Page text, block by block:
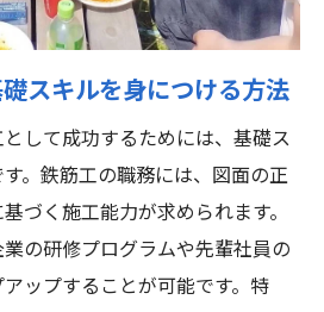
して成功するための具体的な
めの地元の専門学校紹介
制度の活用法
キルアップの計画作成
的トレーニング方法
り入れたスキルアップの事例
習を活用した自己研鑽
スキルを身につける方法
して成功するためには、基礎ス
。鉄筋工の職務には、図面の正
づく施工能力が求められます。
の研修プログラムや先輩社員の
ップすることが可能です。特